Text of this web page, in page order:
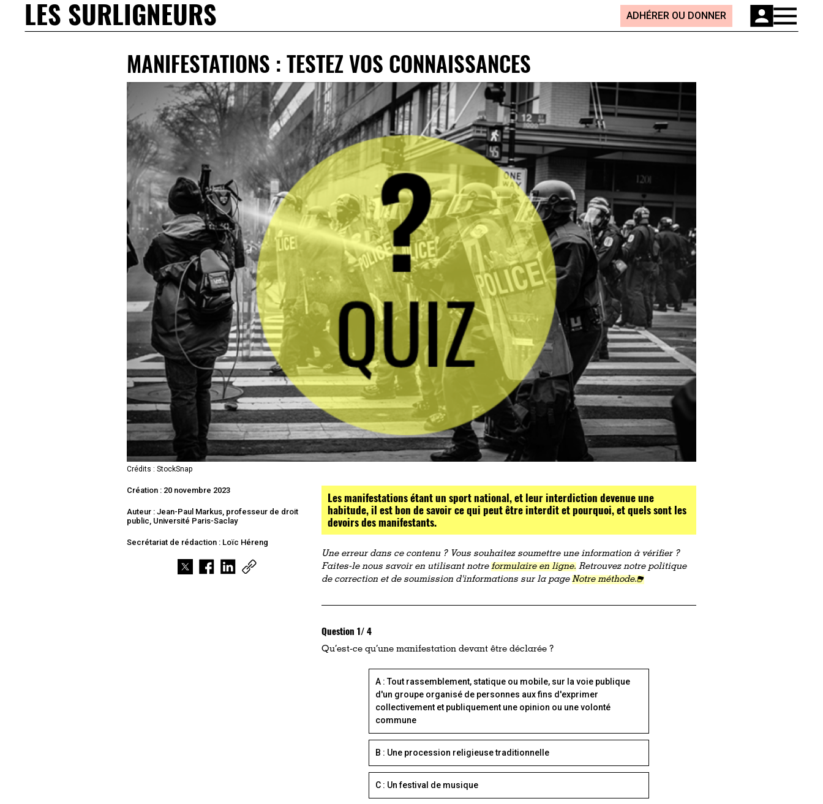
LES SURLIGNEURS ADHÉRER OU DONNER
MANIFESTATIONS : TESTEZ VOS CONNAISSANCES
Crédits : StockSnap
Création : 20 novembre 2023
Auteur : Jean-Paul Markus, professeur de droit
public, Université Paris-Saclay
Secrétariat de rédaction : Loïc Héreng
Les manifestations étant un sport national, et leur interdiction devenue une
habitude, il est bon de savoir ce qui peut être interdit et pourquoi, et quels sont les
devoirs des manifestants.
Une erreur dans ce contenu ? Vous souhaitez soumettre une information à vérifier ?
Faites-le nous savoir en utilisant notreformulaire en ligne. Retrouvez notre politique
de correction et de soumission d'informations sur la pageNotre méthode.
Question 1/ 4
Qu’est-ce qu’une manifestation devant être déclarée ?
A : Tout rassemblement, statique ou mobile, sur la voie publique
d'un groupe organisé de personnes aux fins d'exprimer
collectivement et publiquement une opinion ou une volonté
commune
B : Une procession religieuse traditionnelle
C : Un festival de musique